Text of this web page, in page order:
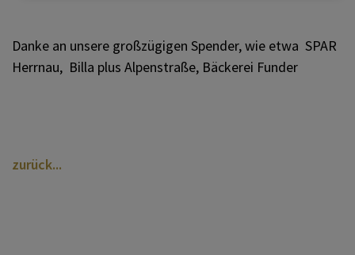
Danke an unsere großzügigen Spender, wie etwa SPAR
Herrnau, Billa plus Alpenstraße, Bäckerei Funder
zurück